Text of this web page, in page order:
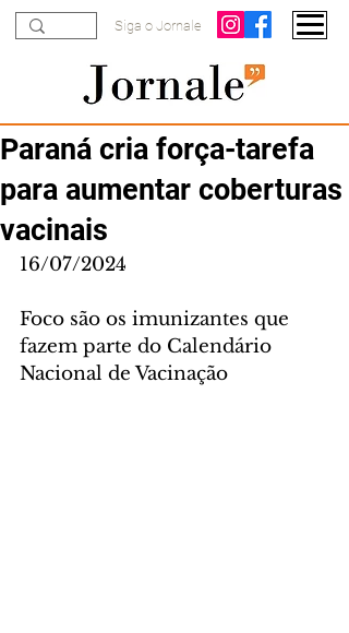
Siga o Jornale
Paraná cria força-tarefa
para aumentar coberturas
vacinais
16/07/2024
Foco são os imunizantes que
fazem parte do Calendário
Nacional de Vacinação